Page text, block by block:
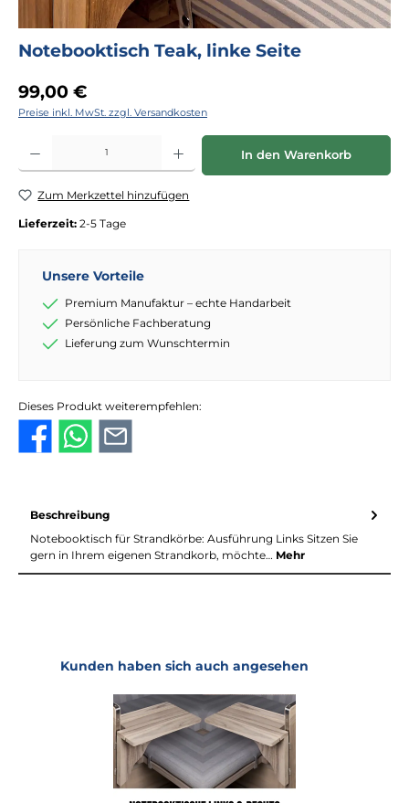
Notebooktisch Teak, linke Seite
Regulärer Preis:
99,00 €
Preise inkl. MwSt. zzgl. Versandkosten
Produkt Anzahl: Gib den gewünschten Wert ein oder benutze die
In den Warenkorb
Zum Merkzettel hinzufügen
Lieferzeit: 2-5 Tage
Unsere Vorteile
Premium Manufaktur – echte Handarbeit
Persönliche Fachberatung
Lieferung zum Wunschtermin
Dieses Produkt weiterempfehlen:
Beschreibung
Notebooktisch für Strandkörbe: Ausführung Links Sitzen Sie
gern in Ihrem eigenen Strandkorb, möchte… Mehr
Produktgalerie überspringen
Kunden haben sich auch angesehen